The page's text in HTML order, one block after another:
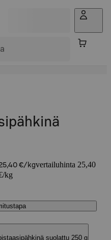
€/kgvertailuhinta 25,40
kg
suolattu 250 g